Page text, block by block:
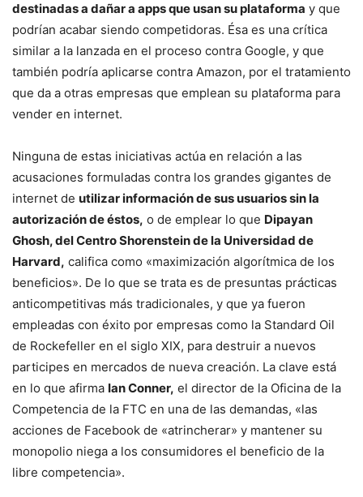
destinadas a dañar a apps que usan su plataforma y que
podrían acabar siendo competidoras. Ésa es una crítica
similar a la lanzada en el proceso contra Google, y que
también podría aplicarse contra Amazon, por el tratamiento
que da a otras empresas que emplean su plataforma para
vender en internet.
Ninguna de estas iniciativas actúa en relación a las
acusaciones formuladas contra los grandes gigantes de
internet de utilizar información de sus usuarios sin la
autorización de éstos, o de emplear lo que Dipayan
Ghosh, del Centro Shorenstein de la Universidad de
Harvard, califica como «maximización algorítmica de los
beneficios». De lo que se trata es de presuntas prácticas
anticompetitivas más tradicionales, y que ya fueron
empleadas con éxito por empresas como la Standard Oil
de Rockefeller en el siglo XIX, para destruir a nuevos
participes en mercados de nueva creación. La clave está
en lo que afirma Ian Conner, el director de la Oficina de la
Competencia de la FTC en una de las demandas, «las
acciones de Facebook de «atrincherar» y mantener su
monopolio niega a los consumidores el beneficio de la
libre competencia».